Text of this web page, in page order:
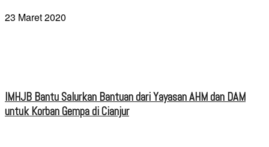
23 Maret 2020
IMHJB Bantu Salurkan Bantuan dari Yayasan AHM dan DAM
untuk Korban Gempa di Cianjur